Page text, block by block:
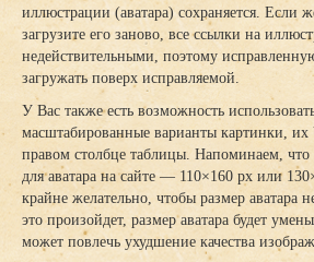
иллюстрации (аватара) сохраняется. Если
загрузите его заново, все ссылки на
недействительными, поэтому
загружать поверх исправляемой.
У Вас также есть возможность
масштабированные варианты картинки,
правом столбце таблицы. Напоминаем,
для аватара на сайте — 110×160 px или
крайне желательно, чтобы размер аватара
это произойдет, размер аватара будет
может повлечь ухудшение качества